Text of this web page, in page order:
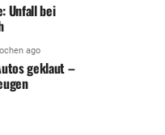
Unfall bei
ago
geklaut –